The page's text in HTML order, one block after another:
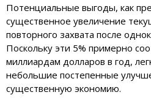
Потенциальные выгоды, как
существенное увеличение
повторного захвата после
Поскольку эти 5% примерно
миллиардам долларов в год,
небольшие постепенные
существенную экономию.